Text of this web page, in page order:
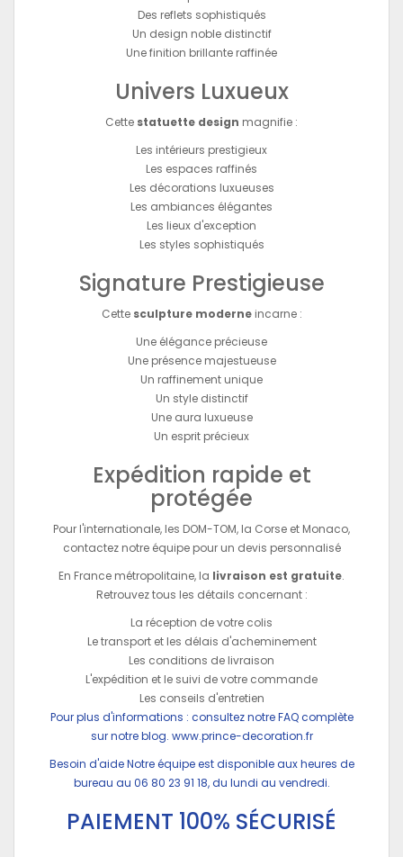
Des reflets sophistiqués
Un design noble distinctif
Une finition brillante raffinée
Univers Luxueux
Cette statuette design magnifie :
Les intérieurs prestigieux
Les espaces raffinés
Les décorations luxueuses
Les ambiances élégantes
Les lieux d'exception
Les styles sophistiqués
Signature Prestigieuse
Cette sculpture moderneincarne :
Une élégance précieuse
Une présence majestueuse
Un raffinement unique
Un style distinctif
Une aura luxueuse
Un esprit précieux
Expédition rapide et
protégée
Pour l'internationale, les DOM-TOM, la Corse et Monaco,
contactez notre équipe pour un devis personnalisé
En France métropolitaine, la livraison est gratuite.
Retrouvez tous les détails concernant :
La réception de votre colis
Le transport et les délais d'acheminement
Les conditions de livraison
L'expédition et le suivi de votre commande
Les conseils d'entretien
Pour plus d'informations : consultez notre FAQ complète
sur notre blog. www.prince-decoration.fr
Besoin d'aide Notre équipe est disponible aux heures de
bureau au 06 80 23 91 18, du lundi au vendredi.
PAIEMENT 100% SÉCURISÉ